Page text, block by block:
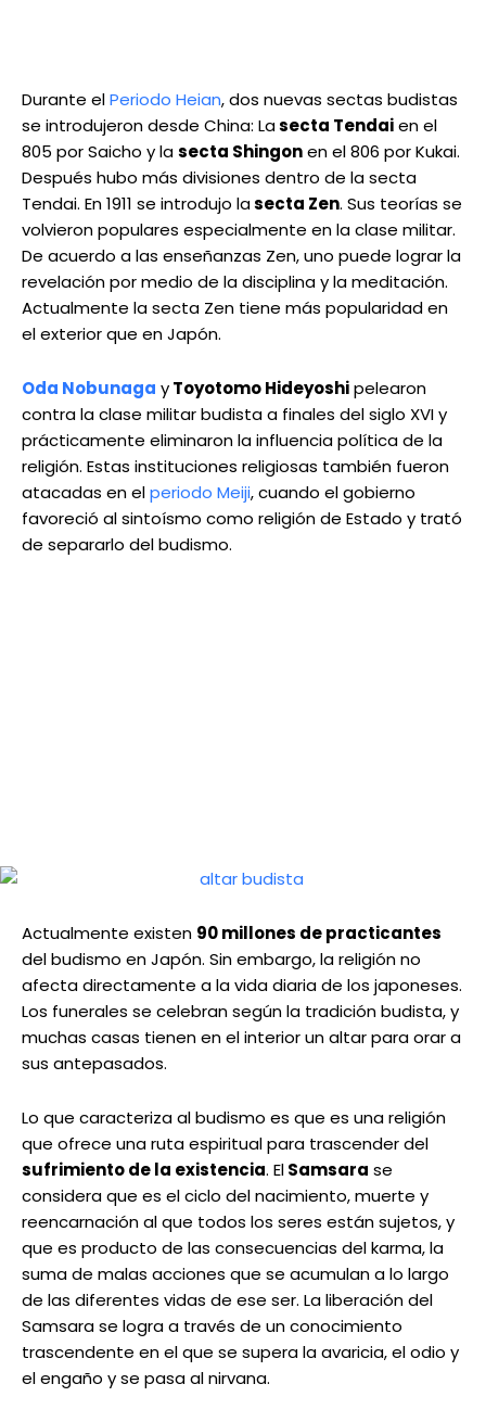
Durante elPeriodo Heian, dos nuevas sectas budistas
se introdujeron desde China: Lasecta Tendaien el
805 por Saicho y lasecta Shingonen el 806 por Kukai.
Después hubo más divisiones dentro de la secta
Tendai. En 1911 se introdujo lasecta Zen. Sus teorías se
volvieron populares especialmente en la clase militar.
De acuerdo a las enseñanzas Zen, uno puede lograr la
revelación por medio de la disciplina y la meditación.
Actualmente la secta Zen tiene más popularidad en
el exterior que en Japón.
Oda Nobunaga yToyotomo Hideyoshipelearon
contra la clase militar budista a finales del siglo XVI y
prácticamente eliminaron la influencia política de la
religión. Estas instituciones religiosas también fueron
atacadas en elperiodo Meiji, cuando el gobierno
favoreció al sintoísmo como religión de Estado y trató
de separarlo del budismo.
Actualmente existen 90 millones de practicantes
del budismo en Japón. Sin embargo, la religión no
afecta directamente a la vida diaria de los japoneses.
Los funerales se celebran según la tradición budista, y
muchas casas tienen en el interior un altar para orar a
sus antepasados.
Lo que caracteriza al budismo es que es una religión
que ofrece una ruta espiritual para trascender del
sufrimiento de la existencia. ElSamsara se
considera que es el ciclo del nacimiento, muerte y
reencarnación al que todos los seres están sujetos, y
que es producto de las consecuencias del karma, la
suma de malas acciones que se acumulan a lo largo
de las diferentes vidas de ese ser. La liberación del
Samsara se logra a través de un conocimiento
trascendente en el que se supera la avaricia, el odio y
el engaño y se pasa al nirvana.